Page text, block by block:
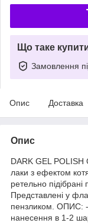
Що таке
Замовлення
Опис Доставка
Опис
DARK GEL POLISH
лаки з ефектом
ретельно
Представлені у
пензликом. ОПИС: -
нанесення в 1-2